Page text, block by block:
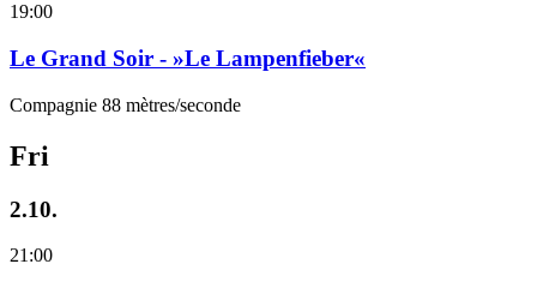
19:00
Le Grand Soir - »Le Lampenfieber«
Compagnie 88 mètres/seconde
Fri
2.10.
21:00